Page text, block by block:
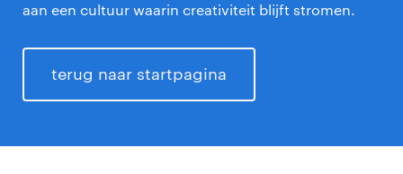
aan een cultuur waarin creativiteit blijft stromen.
terug naar startpagina